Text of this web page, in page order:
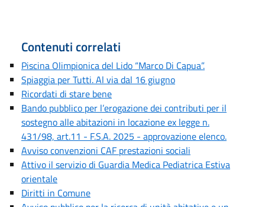
Contenuti correlati
Piscina Olimpionica del Lido “Marco Di Capua”.
Spiaggia per Tutti. Al via dal 16 giugno
Ricordati di stare bene
Bando pubblico per l’erogazione dei contributi per il
sostegno alle abitazioni in locazione ex legge n.
431/98, art.11 - F.S.A. 2025 - approvazione elenco.
Avviso convenzioni CAF prestazioni sociali
Attivo il servizio di Guardia Medica Pediatrica Estiva
orientale
Diritti in Comune